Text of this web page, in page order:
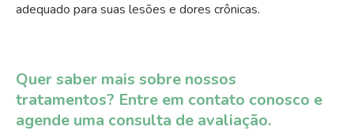
adequado para suas lesões e dores crônicas.
Quer saber mais sobre nossos
tratamentos? Entre em contato conosco e
agende uma consulta de avaliação.